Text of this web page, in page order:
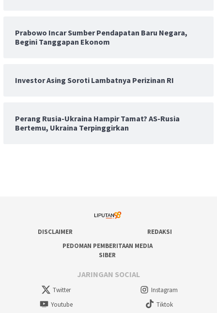
Prabowo Incar Sumber Pendapatan Baru Negara,
Begini Tanggapan Ekonom
Investor Asing Soroti Lambatnya Perizinan RI
Perang Rusia-Ukraina Hampir Tamat? AS-Rusia
Bertemu, Ukraina Terpinggirkan
DISCLAIMER
REDAKSI
PEDOMAN PEMBERITAAN MEDIA
SIBER
JARINGAN SOCIAL
Twitter
Instagram
Youtube
Tiktok